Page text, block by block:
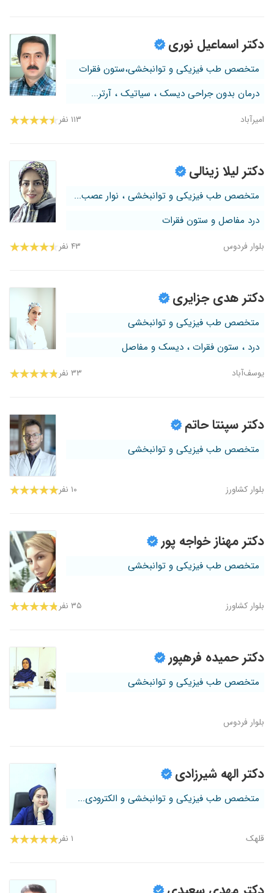
دکتر اسماعیل نوری
متخصص طب فیزیکی و توانبخشی،ستون فقرات
درمان بدون جراحی دیسک ، سیاتیک ، آرتر...
امیرآباد ۱۱۳ نفر
دکتر لیلا زینالی
متخصص طب فیزیکی و توانبخشی ، نوار عصب...
درد مفاصل و ستون فقرات
بلوار فردوس ۴۳ نفر
دکتر هدی جزایری
متخصص طب فیزیکی و توانبخشی
درد ، ستون فقرات ، دیسک و مفاصل
یوسف‌آباد ۳۳ نفر
دکتر سپنتا حاتم
متخصص طب فیزیکی و توانبخشی
بلوار کشاورز ۱۰ نفر
دکتر مهناز خواجه پور
متخصص طب فیزیکی و توانبخشی
بلوار کشاورز ۳۵ نفر
دکتر حمیده فرهپور
متخصص طب فیزیکی و توانبخشی
بلوار فردوس
دکتر الهه شیرزادی
متخصص طب فیزیکی و توانبخشی و الکترودی...
قلهک ۱ نفر